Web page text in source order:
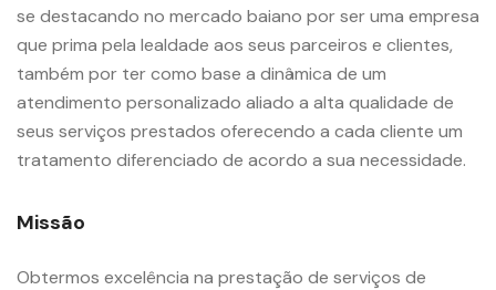
se destacando no mercado baiano por ser uma empresa
que prima pela lealdade aos seus parceiros e clientes,
também por ter como base a dinâmica de um
atendimento personalizado aliado a alta qualidade de
seus serviços prestados oferecendo a cada cliente um
tratamento diferenciado de acordo a sua necessidade.
Missão
Obtermos excelência na prestação de serviços de